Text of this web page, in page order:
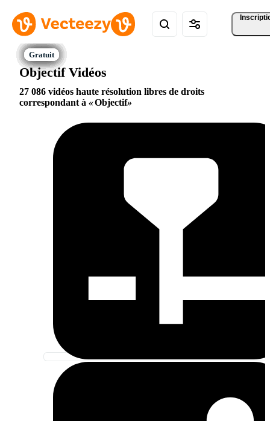
Objectif Vidéos
27 086 vidéos haute résolution libres de droits
correspondant à
Objectif